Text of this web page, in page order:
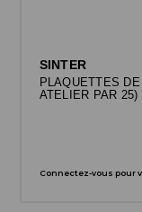
SINTER
PLAQUETTES
ATELIER PAR 25)
Connectez-vous pour